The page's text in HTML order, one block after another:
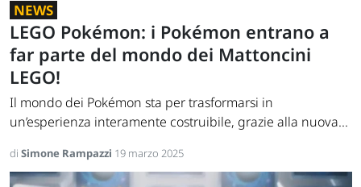
NEWS
LEGO Pokémon: i Pokémon entrano a
far parte del mondo dei Mattoncini
LEGO!
Il mondo dei Pokémon sta per trasformarsi in
un’esperienza interamente costruibile, grazie alla nuova...
di Simone Rampazzi 19 marzo 2025